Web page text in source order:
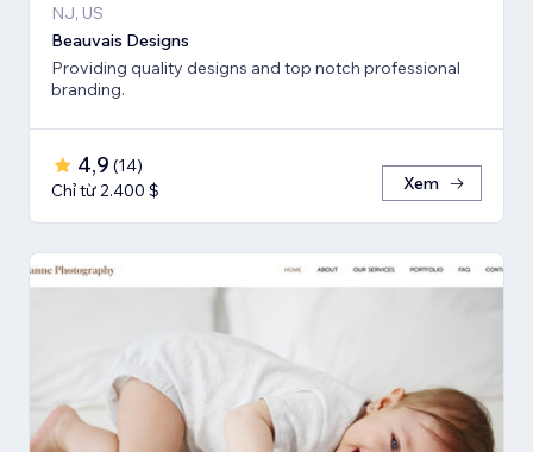
NJ, US
Beauvais Designs
Providing quality designs and top notch professional
branding.
4,9 (14)
Chỉ từ 2.400 $
Xem